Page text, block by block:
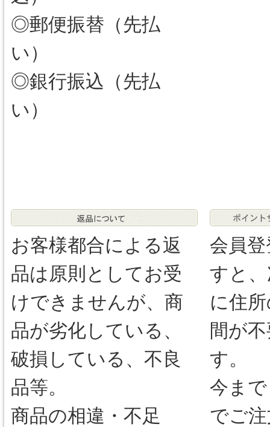
◎郵便振替（先払
い）
◎銀行振込（先払
い）
お客様都合による返
品は原則としてお受
けできませんが、商
品が劣化している、
破損している、不良
品等。
商品の相違・不足
会員
すと
に住
間が
す。
今ま
でご